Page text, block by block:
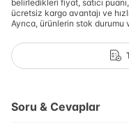
belirledikleri fiyat, satıcı
ücretsiz kargo avantajı ve
Ayrıca, ürünlerin stok
Soru & Cevaplar